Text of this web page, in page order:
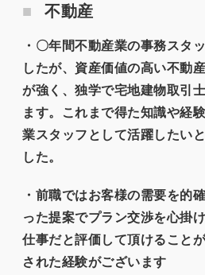
不動産
・〇年間不動産業の事務スタ
したが、資産価値の高い不動
が強く、独学で宅地建物取引
ます。これまで得た知識や経
業スタッフとして活躍したい
した。
・前職ではお客様の需要を的
った提案でプラン交渉を心掛
仕事だと評価して頂けること
された経験がございます